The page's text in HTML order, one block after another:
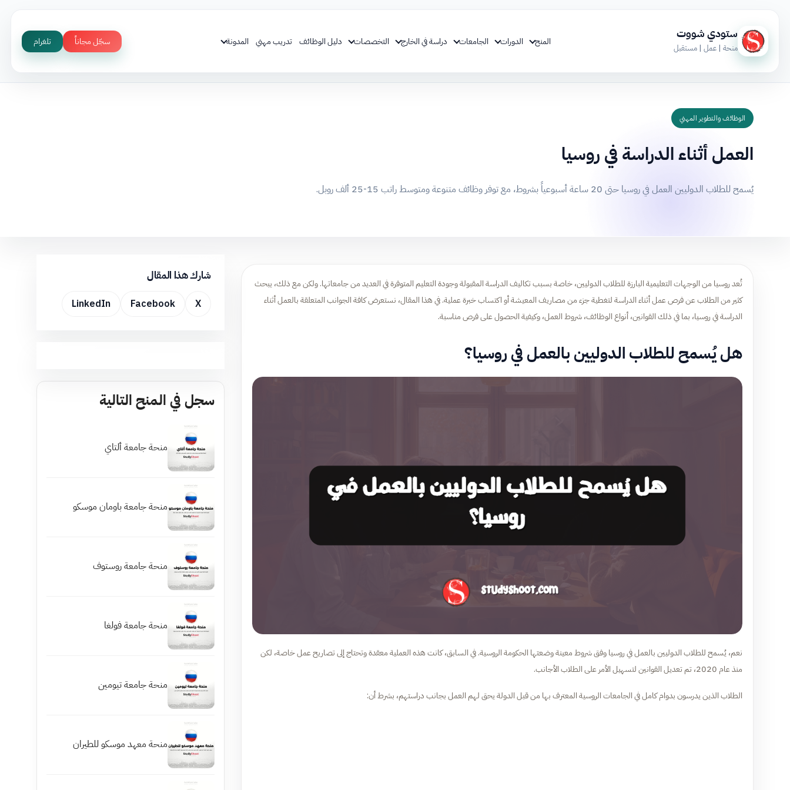
ستودي شووت
منحة | عمل | مستقبل
المنح الدورات الجامعات دراسة في الخارج التخصصات دليل الوظائف تدريب مهني المدونة سجّل مجاناً تلغرام
الوظائف والتطوير المهني
العمل أثناء الدراسة في روسيا
يُسمح للطلاب الدوليين العمل في روسيا حتى 20 ساعة أسبوعياً بشروط، مع توفر وظائف متنوعة ومتوسط راتب 15-25 ألف روبل.
تُعد روسيا من الوجهات التعليمية البارزة للطلاب الدوليين، خاصة بسبب تكاليف الدراسة المقبولة وجودة التعليم المتوفرة في العديد من جامعاتها. ولكن مع ذلك، يبحث
كثير من الطلاب عن فرص عمل أثناء الدراسة لتغطية جزء من مصاريف المعيشة أو اكتساب خبرة عملية. في هذا المقال، نستعرض كافة الجوانب المتعلقة بالعمل أثناء
الدراسة في روسيا، بما في ذلك القوانين، أنواع الوظائف، شروط العمل، وكيفية الحصول على فرص مناسبة.
هل يُسمح للطلاب الدوليين بالعمل في روسيا؟
نعم، يُسمح للطلاب الدوليين بالعمل في روسيا وفق شروط معينة وضعتها الحكومة الروسية. في السابق، كانت هذه العملية معقدة وتحتاج إلى تصاريح عمل خاصة، لكن
منذ عام 2020، تم تعديل القوانين لتسهيل الأمر على الطلاب الأجانب.
الطلاب الذين يدرسون بدوام كامل في الجامعات الروسية المعترف بها من قبل الدولة يحق لهم العمل بجانب دراستهم، بشرط أن:
شارك هذا المقال
X
Facebook
LinkedIn
سجل في المنح التالية
منحة جامعة ألتاي
منحة جامعة باومان موسكو
منحة جامعة روستوف
منحة جامعة فولغا
منحة جامعة تيومين
منحة معهد موسكو للطيران